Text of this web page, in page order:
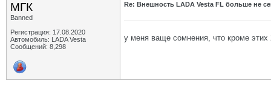
МГК
Banned
Регистрация: 17.08.2020
Автомобиль: LADA Vesta
Сообщений: 8,298
Re: Внешность LADA Vesta FL больше не
у меня ваще сомнения, что кроме этих